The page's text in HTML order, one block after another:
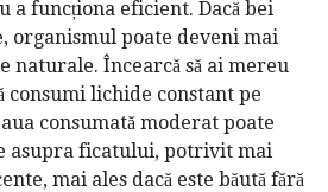
a funcționa eficient. Dacă bei
organismul poate deveni mai
naturale. Încearcă să ai mereu
consumi lichide constant pe
consumată moderat poate
asupra ficatului, potrivit mai
mai ales dacă este băută fără